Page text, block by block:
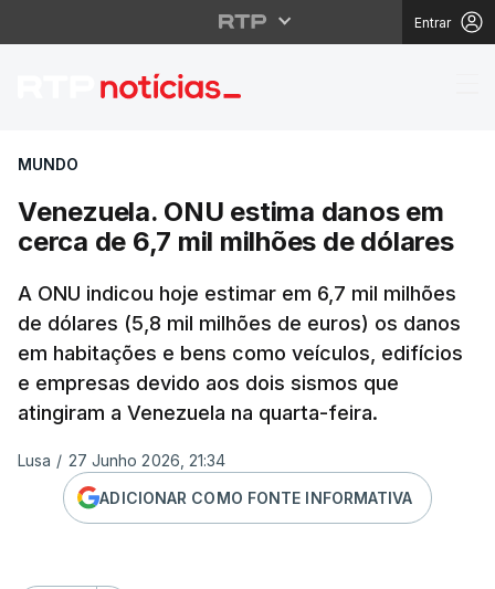
Entrar
Venezuela. ONU
MUNDO
Venezuela. ONU estima danos em
cerca de 6,7 mil milhões de dólares
A ONU indicou hoje estimar em 6,7 mil milhões
de dólares (5,8 mil milhões de euros) os danos
em habitações e bens como veículos, edifícios
e empresas devido aos dois sismos que
atingiram a Venezuela na quarta-feira.
Lusa / 27 Junho 2026, 21:34
ADICIONAR COMO FONTE INFORMATIVA